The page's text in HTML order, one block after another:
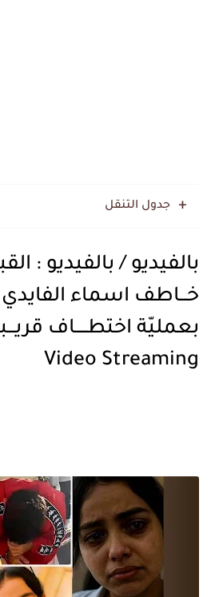
جدول التنقل
بالفيديو / بالفيديو :
خـــاطف اسماء
بعمليّة اختطـــــاف
Video Streaming